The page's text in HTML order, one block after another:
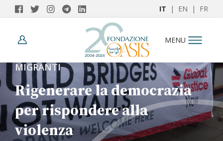
IT | EN | FR
MENU
MIGRANTI
Rigenerare la democrazia
per rispondere alla
violenza